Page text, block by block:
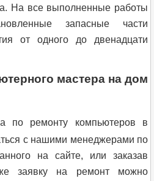
На все выполненные работы
запасные части
от одного до двенадцати
мастера на дом
по ремонту компьютеров в
с нашими менеджерами по
на сайте, или заказав
заявку на ремонт можно